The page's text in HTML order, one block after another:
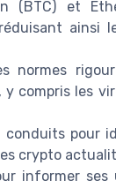
et
ainsi
normes
compris les
pour
crypto
informer